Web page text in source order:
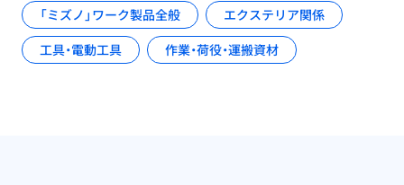
「ミズノ」ワーク製品全般
エクステリア関係
工具・電動工具
作業・荷役・運搬資材